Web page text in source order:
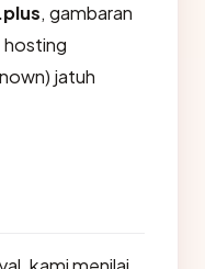
, gambaran
hosting
jatuh